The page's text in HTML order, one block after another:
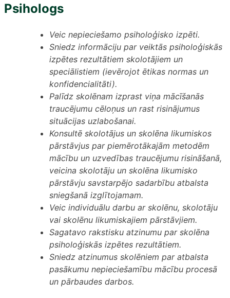
Psihologs
Veic nepieciešamo psiholoģisko izpēti.
Sniedz informāciju par veiktās psiholoģiskās
izpētes rezultātiem skolotājiem un
speciālistiem (ievērojot ētikas normas un
konfidencialitāti).
Palīdz skolēnam izprast viņa mācīšanās
traucējumu cēloņus un rast risinājumus
situācijas uzlabošanai.
Konsultē skolotājus un skolēna likumiskos
pārstāvjus par piemērotākajām metodēm
mācību un uzvedības traucējumu risināšanā,
veicina skolotāju un skolēna likumisko
pārstāvju savstarpējo sadarbību atbalsta
sniegšanā izglītojamam.
Veic individuālu darbu ar skolēnu, skolotāju
vai skolēnu likumiskajiem pārstāvjiem.
Sagatavo rakstisku atzinumu par skolēna
psiholoģiskās izpētes rezultātiem.
Sniedz atzinumus skolēniem par atbalsta
pasākumu nepieciešamību mācību procesā
un pārbaudes darbos.